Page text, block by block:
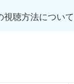
視聴方法につい